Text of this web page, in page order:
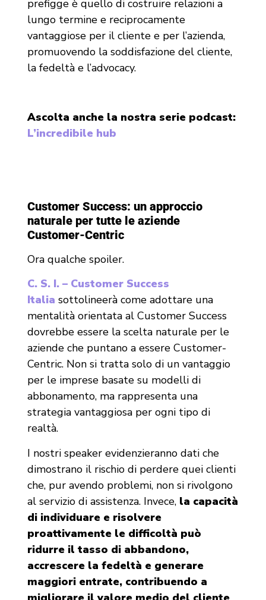
prefigge è quello di costruire relazioni a
lungo termine e reciprocamente
vantaggiose per il cliente e per l’azienda,
promuovendo la soddisfazione del cliente,
la fedeltà e l’advocacy.
Ascolta anche la nostra serie podcast:
L’incredibile hub
Customer Success: un approccio
naturale per tutte le aziende
Customer-Centric
Ora qualche spoiler.
C. S. I. – Customer Success
Italia sottolineerà come adottare una
mentalità orientata al Customer Success
dovrebbe essere la scelta naturale per le
aziende che puntano a essere Customer-
Centric. Non si tratta solo di un vantaggio
per le imprese basate su modelli di
abbonamento, ma rappresenta una
strategia vantaggiosa per ogni tipo di
realtà.
I nostri speaker evidenzieranno dati che
dimostrano il rischio di perdere quei clienti
che, pur avendo problemi, non si rivolgono
al servizio di assistenza. Invece, la capacità
di individuare e risolvere
proattivamente le difficoltà può
ridurre il tasso di abbandono,
accrescere la fedeltà e generare
maggiori entrate, contribuendo a